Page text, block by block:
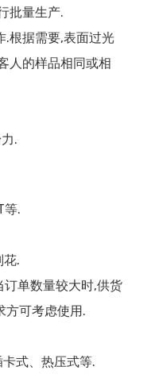
批量生产.
.根据需要,表面过光
人的样品相同或相
.
等.
花.
订单数量较大时,供货
方可考虑使用.
式、热压式等.